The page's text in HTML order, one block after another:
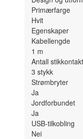
Primærfarge
Hvit
Egenskaper
Kabellengde
1 m
Antall
3stykk
Strømbryter
Ja
Jordforbundet
Ja
USB-tilkobling
Nei